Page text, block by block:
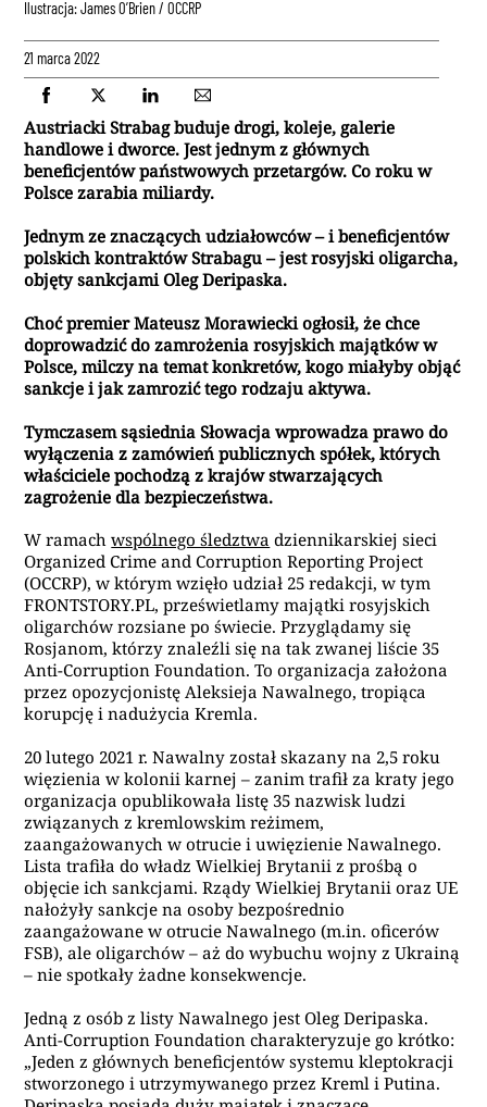
Ilustracja: James O’Brien / OCCRP
21 marca 2022
Austriacki Strabag buduje drogi, koleje, galerie
handlowe i dworce. Jest jednym z głównych
beneficjentów państwowych przetargów. Co roku w
Polsce zarabia miliardy.
Jednym ze znaczących udziałowców – i beneficjentów
polskich kontraktów Strabagu – jest rosyjski oligarcha,
objęty sankcjami Oleg Deripaska.
Choć premier Mateusz Morawiecki ogłosił, że chce
doprowadzić do zamrożenia rosyjskich majątków w
Polsce, milczy na temat konkretów, kogo miałyby objąć
sankcje i jak zamrozić tego rodzaju aktywa.
Tymczasem sąsiednia Słowacja wprowadza prawo do
wyłączenia z zamówień publicznych spółek, których
właściciele pochodzą z krajów stwarzających
zagrożenie dla bezpieczeństwa.
W ramachwspólnego śledztwa dziennikarskiej sieci
Organized Crime and Corruption Reporting Project
(OCCRP), w którym wzięło udział 25 redakcji, w tym
FRONTSTORY.PL, prześwietlamy majątki rosyjskich
oligarchów rozsiane po świecie. Przyglądamy się
Rosjanom, którzy znaleźli się na tak zwanej liście 35
Anti-Corruption Foundation. To organizacja założona
przez opozycjonistę Aleksieja Nawalnego, tropiąca
korupcję i nadużycia Kremla.
20 lutego 2021 r. Nawalny został skazany na 2,5 roku
więzienia w kolonii karnej – zanim trafił za kraty jego
organizacja opublikowała listę 35 nazwisk ludzi
związanych z kremlowskim reżimem,
zaangażowanych w otrucie i uwięzienie Nawalnego.
Lista trafiła do władz Wielkiej Brytanii z prośbą o
objęcie ich sankcjami. Rządy Wielkiej Brytanii oraz UE
nałożyły sankcje na osoby bezpośrednio
zaangażowane w otrucie Nawalnego (m.in. oficerów
FSB), ale oligarchów – aż do wybuchu wojny z Ukrainą
– nie spotkały żadne konsekwencje.
Jedną z osób z listy Nawalnego jest Oleg Deripaska.
Anti-Corruption Foundation charakteryzuje go krótko:
„Jeden z głównych beneficjentów systemu kleptokracji
stworzonego i utrzymywanego przez Kreml i Putina.